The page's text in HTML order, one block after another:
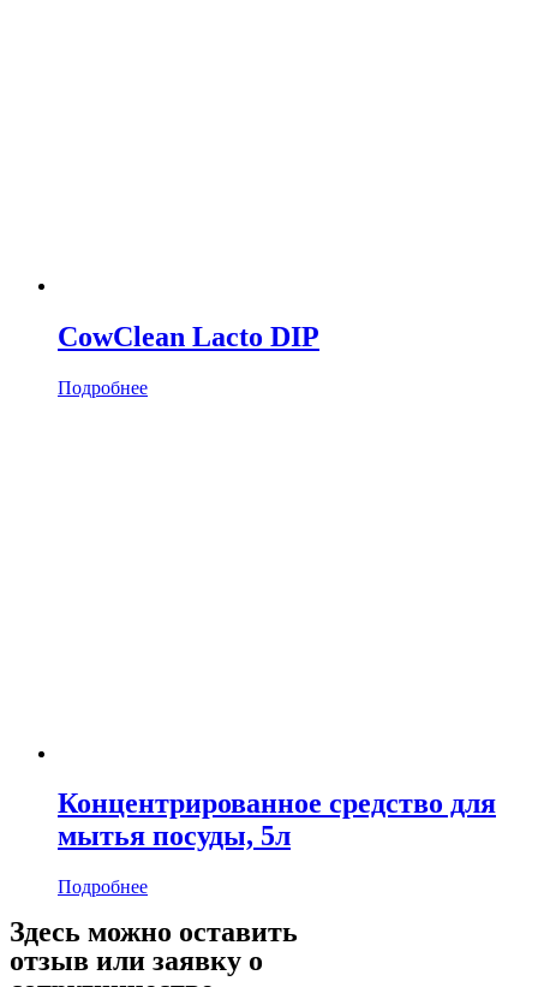
CowClean Lacto DIP
Подробнее
Концентрированное средство для
мытья посуды, 5л
Подробнее
Здесь можно оставить
отзыв или заявку о